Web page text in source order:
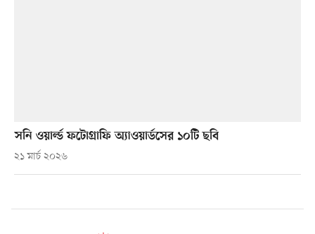
সনি ওয়ার্ল্ড ফটোগ্রাফি অ্যাওয়ার্ডসের ১০টি ছবি
২১ মার্চ ২০২৬